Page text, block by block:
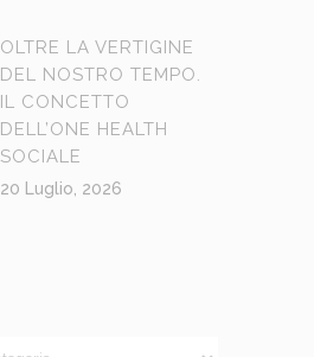
OLTRE LA VERTIGINE
DEL NOSTRO TEMPO.
IL CONCETTO
DELL’ONE HEALTH
SOCIALE
20 Luglio, 2026